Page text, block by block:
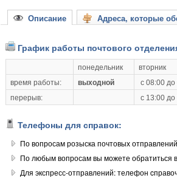
Описание Адреса, которые
График работы почтового
понедельник вторник
время работы:
выходной с 08:00 до
перерыв:
с 13:00 до
Телефоны для справок:
По вопросам розыска почтовых
По любым вопросам вы можете обратиться
Для экспресс-отправлений: телефон